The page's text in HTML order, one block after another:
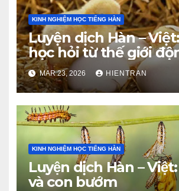
KINH NGHIỆM HỌC TIẾNG HÀN
Luyện dịch Hàn –
học hỏi từ thế giới
(Phần 1)
MAR 23, 2026 HIENTRAN
KINH NGHIỆM HỌC TIẾNG HÀN
Luyện dịch Hàn –
và con bướm